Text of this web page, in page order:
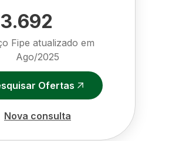
Fipe atualizado em
Ago/2025
Ofertas
Nova consulta